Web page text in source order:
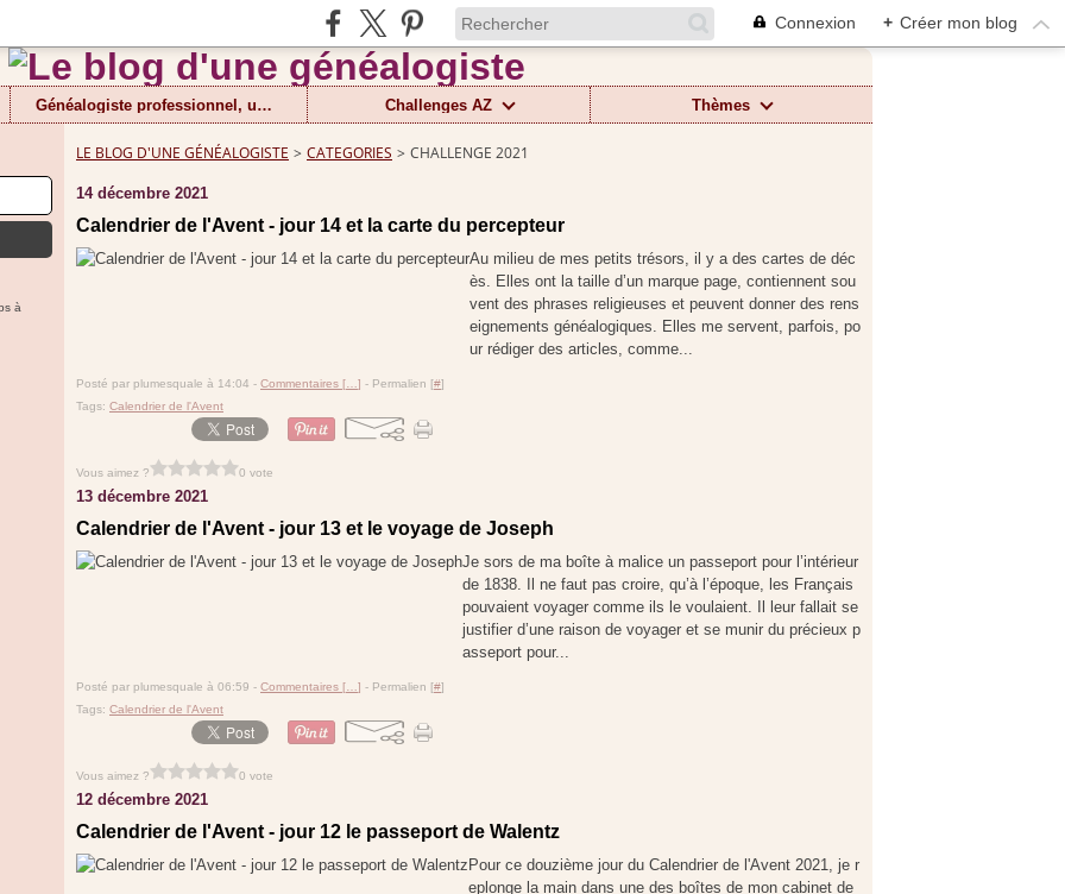
Connexion + Créer mon blog
Généalogiste professionnel, un métier Challenges AZ Thèmes
à
LE BLOG D'UNE GÉNÉALOGISTE > CATEGORIES > CHALLENGE 2021
14 décembre 2021
Calendrier de l'Avent - jour 14 et la carte du percepteur
Au milieu de mes petits trésors, il y a des cartes de déc
ès. Elles ont la taille d’un marque page, contiennent sou
vent des phrases religieuses et peuvent donner des rens
eignements généalogiques. Elles me servent, parfois, po
ur rédiger des articles, comme...
Posté par plumesquale à 14:04 - Commentaires [ ] - Permalien [#]
Tags: Calendrier de l'Avent
Vous aimez ? 0 vote
13 décembre 2021
Calendrier de l'Avent - jour 13 et le voyage de Joseph
Je sors de ma boîte à malice un passeport pour l’intérieur
de 1838. Il ne faut pas croire, qu’à l’époque, les Français
pouvaient voyager comme ils le voulaient. Il leur fallait se
justifier d’une raison de voyager et se munir du précieux p
asseport pour...
Posté par plumesquale à 06:59 - Commentaires [ ] - Permalien [#]
Tags: Calendrier de l'Avent
Vous aimez ? 0 vote
12 décembre 2021
Calendrier de l'Avent - jour 12 le passeport de Walentz
Pour ce douzième jour du Calendrier de l'Avent 2021, je r
eplonge la main dans une des boîtes de mon cabinet de